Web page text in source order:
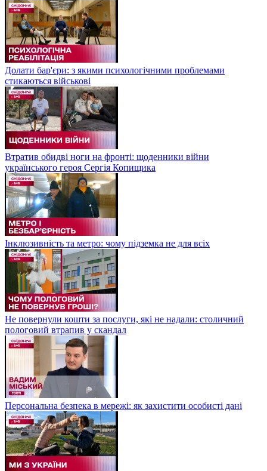
Долати бар'єри: з якими психологічними проблемами
стикаються військові
Втратив обидві ноги на фронті: щоденники війни
українського героя Сергія Копищика
Інклюзивність та метро: чому підземка не для всіх
Не повернули кошти за послуги, які не надали: столичний
пологовий втрапив у скандал
Персональна безпека в мережі: як захистити особисті дані